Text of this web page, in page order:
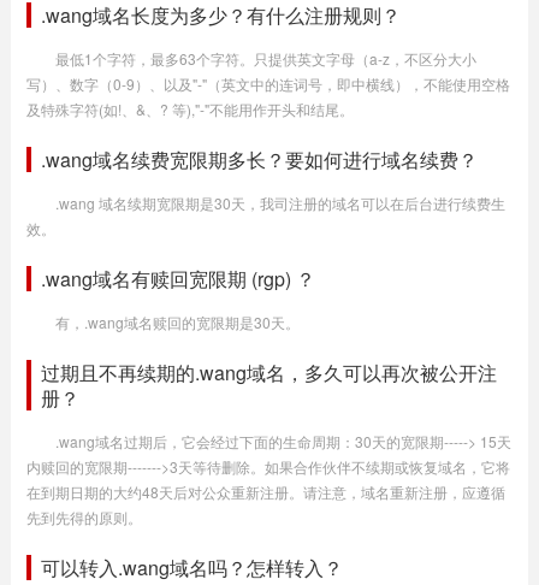
.wang域名长度为多少？有什么注册规则？
最低1个字符，最多63个字符。只提供英文字母（a-z，不区分大小
写）、数字（0-9）、以及"-"（英文中的连词号，即中横线），不能使用空格
及特殊字符(如!、&、? 等),"-"不能用作开头和结尾。
.wang域名续费宽限期多长？要如何进行域名续费？
.wang 域名续期宽限期是30天，我司注册的域名可以在后台进行续费生
效。
.wang域名有赎回宽限期 (rgp) ？
有，.wang域名赎回的宽限期是30天。
过期且不再续期的.wang域名，多久可以再次被公开注
册？
.wang域名过期后，它会经过下面的生命周期：30天的宽限期-----> 15天
内赎回的宽限期------->3天等待删除。如果合作伙伴不续期或恢复域名，它将
在到期日期的大约48天后对公众重新注册。请注意，域名重新注册，应遵循
先到先得的原则。
可以转入.wang域名吗？怎样转入？